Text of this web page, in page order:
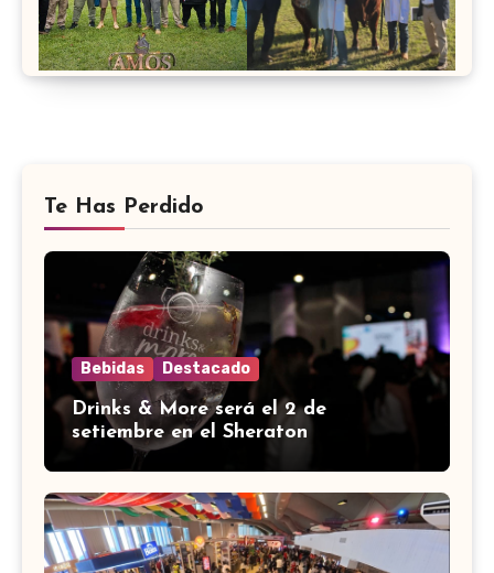
Te Has Perdido
Bebidas Destacado
Drinks & More será el 2 de
setiembre en el Sheraton